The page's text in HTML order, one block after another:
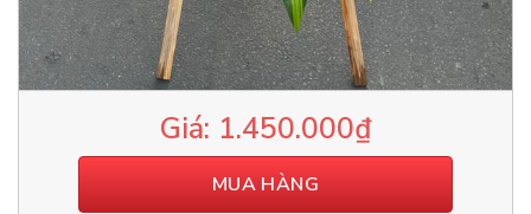
1.450.000₫
MUA HÀNG